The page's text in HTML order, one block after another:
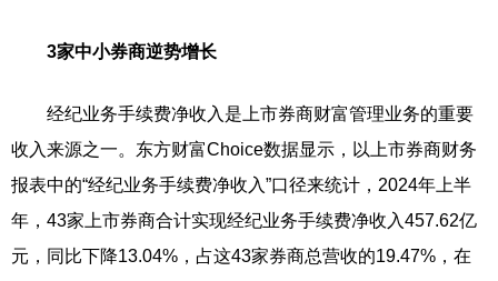
3家中小券商逆势增长
经纪业务手续费净收入是上市券商财富管理业务的重要
收入来源之一。东方财富Choice数据显示，以上市券商财务
报表中的“经纪业务手续费净收入”口径来统计，2024年上半
年，43家上市券商合计实现经纪业务手续费净收入457.62亿
元，同比下降13.04%，占这43家券商总营收的19.47%，在